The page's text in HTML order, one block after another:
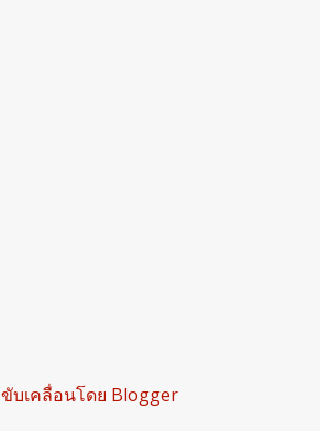
ขับเคลื่อนโดย Blogger